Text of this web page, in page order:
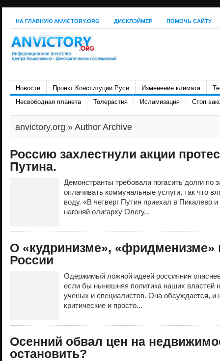
НА ГЛАВНУЮ ANVICTORY.ORG ДИСКЛЭЙМЕР ПОМОЧЬ САЙТУ
Новости Проект Конституции Руси Изменение климата
Несвободная планета
Толерастия Исламизация Стоп
anvictory.org » Author Archive
Россию захлестнули акции
Путина.
Демонстранты требовали погасить долги по
оплачивать коммунальные услуги, так что
воду. «В четверг Путин приехал в Пикалево
нагоняй олигарху Олегу...
О «кудринизме», «фридменизме»
России
Одержимый ложной идеей россиянин
если бы нынешняя политика наших властей
ученых и специалистов. Она обсуждается, и
критические и просто...
Осенний обвал цен на
остановить?